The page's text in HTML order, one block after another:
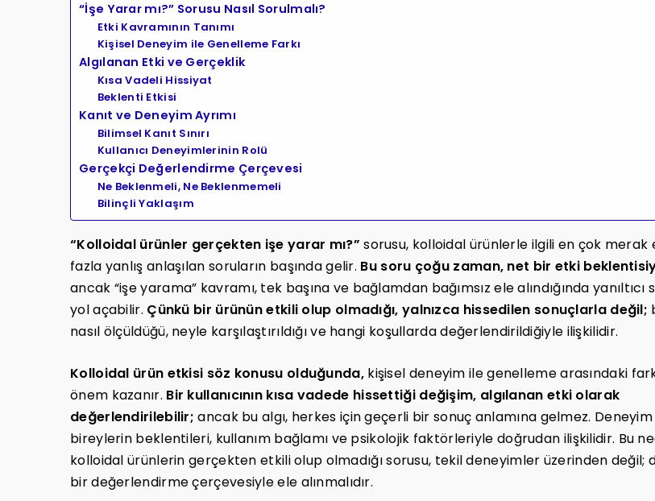
“İşe Yarar mı?” Sorusu Nasıl Sorulmalı?
Etki Kavramının Tanımı
Kişisel Deneyim ile Genelleme Farkı
Algılanan Etki ve Gerçeklik
Kısa Vadeli Hissiyat
Beklenti Etkisi
Kanıt ve Deneyim Ayrımı
Bilimsel Kanıt Sınırı
Kullanıcı Deneyimlerinin Rolü
Gerçekçi Değerlendirme Çerçevesi
Ne Beklenmeli, Ne Beklenmemeli
Bilinçli Yaklaşım
“Kolloidal ürünler gerçekten işe yarar mı?” sorusu, kolloidal ürünlerle ilgili en çok merak
fazla yanlış anlaşılan soruların başında gelir. Bu soru çoğu zaman, net bir etki
ancak “işe yarama” kavramı, tek başına ve bağlamdan bağımsız ele alındığında yanıltıcı
yol açabilir. Çünkü bir ürünün etkili olup olmadığı, yalnızca hissedilen sonuçlarla değil;
nasıl ölçüldüğü, neyle karşılaştırıldığı ve hangi koşullarda değerlendirildiğiyle ilişkilidir.
Kolloidal ürün etkisi söz konusu olduğunda,kişisel deneyim ile genelleme arasındaki
önem kazanır. Bir kullanıcının kısa vadede hissettiği değişim, algılanan etki olarak
değerlendirilebilir; ancak bu algı, herkes için geçerli bir sonuç anlamına gelmez. Deneyim
bireylerin beklentileri, kullanım bağlamı ve psikolojik faktörleriyle doğrudan ilişkilidir. Bu
kolloidal ürünlerin gerçekten etkili olup olmadığı sorusu, tekil deneyimler üzerinden değil;
bir değerlendirme çerçevesiyle ele alınmalıdır.